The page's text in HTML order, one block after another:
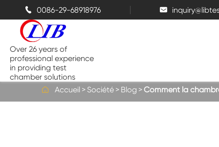
 0086-29-68918976 
Over 26 years of
professional experience
in providing test
chamber solutions
 Accueil Société Blog Comment la